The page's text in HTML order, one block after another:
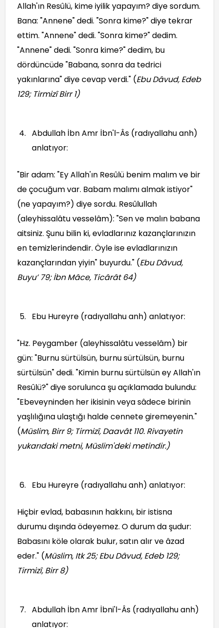
Allah'ın Resûlü, kime iyilik yapayım? diye sordum.
Bana: "Annene" dedi. "Sonra kime?" diye tekrar
ettim. "Annene" dedi. "Sonra kime?" dedim.
"Annene" dedi. "Sonra kime?" dedim, bu
dördüncüde "Babana, sonra da tedrici
yakınlarına" diye cevap verdi." (Ebu Dâvud, Edeb
129; Tirmizî Birr 1)
Abdullah İbn Amr İbn'l-Âs (radıyallahu anh)
anlatıyor:
"Bir adam: "Ey Allah'ın Resûlü benim malım ve bir
de çocuğum var. Babam malımı almak istiyor"
(ne yapayım?) diye sordu. Resûlullah
(aleyhissalâtu vesselâm): "Sen ve malın babana
aitsiniz. Şunu bilin ki, evladlarınız kazançlarınızın
en temizlerindendir. Öyle ise evladlarınızın
kazançlarından yiyin" buyurdu." (Ebu Dâvud,
Buyu’ 79; İbn Mâce, Ticârât 64)
Ebu Hureyre (radıyallahu anh) anlatıyor:
"Hz. Peygamber (aleyhissalâtu vesselâm) bir
gün: "Burnu sürtülsün, burnu sürtülsün, burnu
sürtülsün" dedi. "Kimin burnu sürtülsün ey Allah'ın
Resûlü?" diye sorulunca şu açıklamada bulundu:
"Ebeveyninden her ikisinin veya sâdece birinin
yaşlılığına ulaştığı halde cennete giremeyenin."
(Müslim, Birr 9; Tirmizî, Daavât 110. Rivayetin
yukarıdaki metni, Müslim'deki metindir.)
Ebu Hureyre (radıyallahu anh) anlatıyor:
Hiçbir evlad, babasının hakkını, bir istisna
durumu dışında ödeyemez. O durum da şudur:
Babasını köle olarak bulur, satın alır ve âzad
eder." (Müslim, Itk 25; Ebu Dâvud, Edeb 129;
Tirmizî, Birr 8)
Abdullah İbn Amr İbni'l-Âs (radıyallahu anh)
anlatıyor: